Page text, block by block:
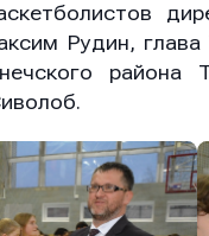
Рудин,
“Отправить”, вы
данных
“Отправить”, вы
данных
“Отправить”, вы
данных